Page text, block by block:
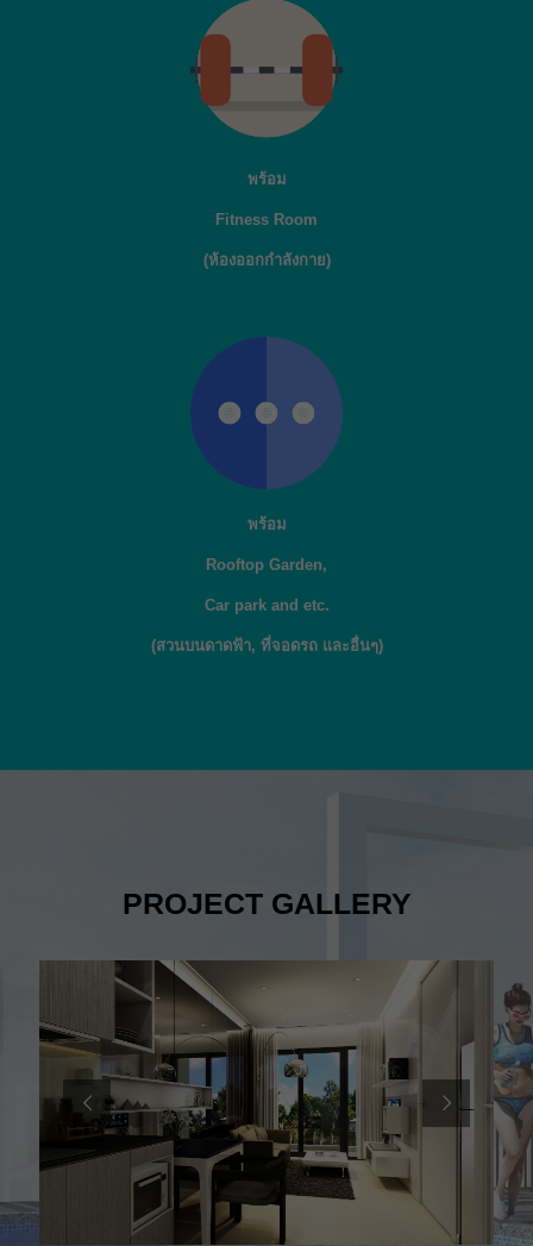
พร้อม
Fitness Room
(ห้องออกกำลังกาย)
พร้อม
Rooftop Garden,
Car park and etc.
(สวนบนดาดฟ้า, ที่จอดรถ และอื่นๆ)
PROJECT GALLERY